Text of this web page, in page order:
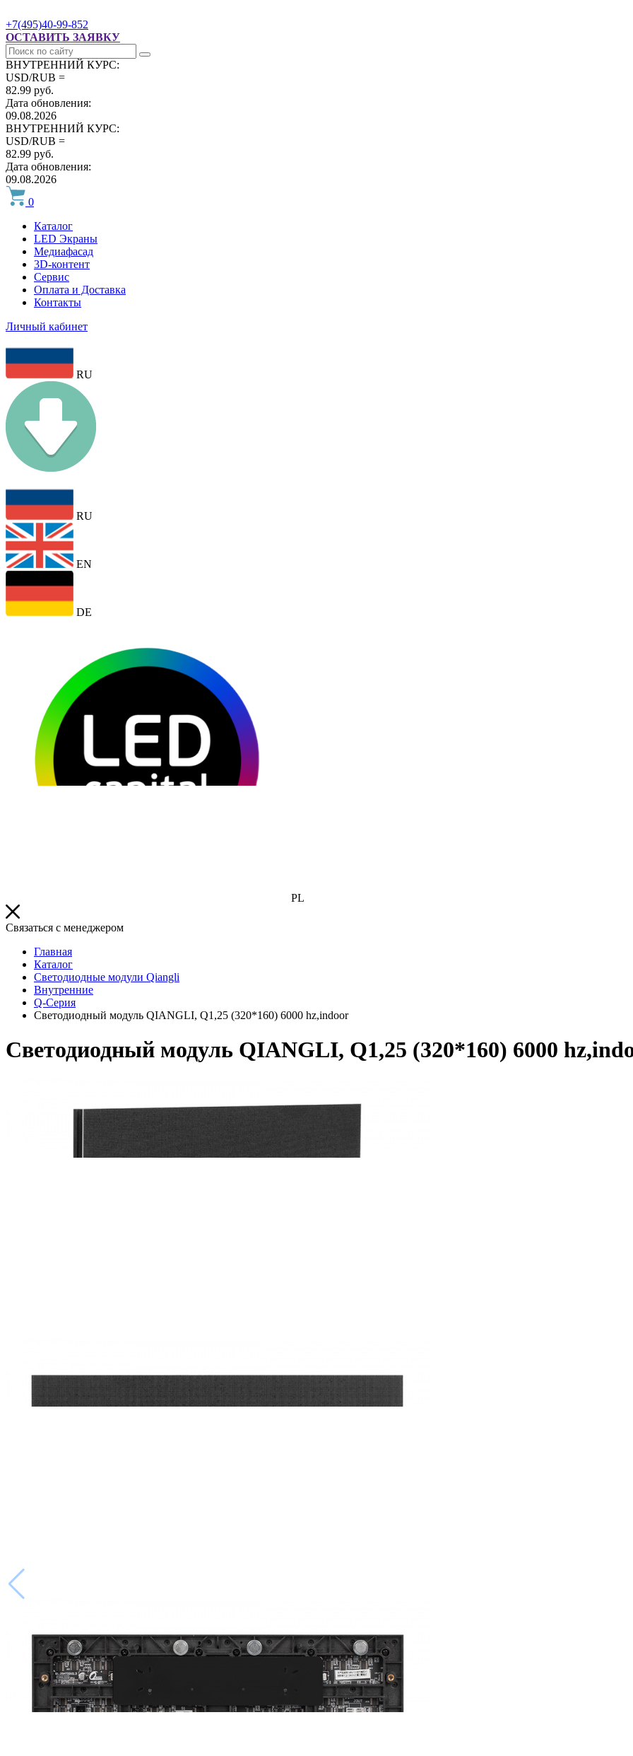
+7(495)40-99-852
ОСТАВИТЬ ЗАЯВКУ
ВНУТРЕННИЙ КУРС:
USD/RUB =
82.99 руб.
Дата обновления:
09.08.2026
ВНУТРЕННИЙ КУРС:
USD/RUB =
82.99 руб.
Дата обновления:
09.08.2026
0
Каталог
LED Экраны
Медиафасад
3D-контент
Сервис
Оплата и Доставка
Контакты
Личный кабинет
RU
RU
EN
DE
PL
Связаться с менеджером
Главная
Каталог
Светодиодные модули Qiangli
Внутренние
Q-Серия
Светодиодный модуль QIANGLI, Q1,25 (320*160) 6000 hz,indoor
Светодиодный модуль QIANGLI, Q1,25 (320*160) 6000